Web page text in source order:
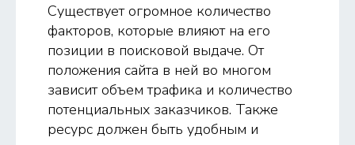
Существует огромное количество
факторов, которые влияют на его
позиции в поисковой выдаче. От
положения сайта в ней во многом
зависит объем трафика и количество
потенциальных заказчиков. Также
ресурс должен быть удобным и